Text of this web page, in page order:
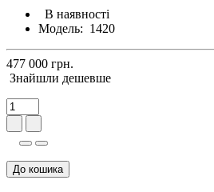
В наявності
Модель: 1420
477 000 грн.
Знайшли дешевше
До кошика